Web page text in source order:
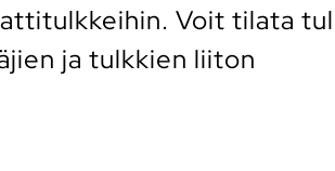
Voit tilata
ja tulkkien liiton